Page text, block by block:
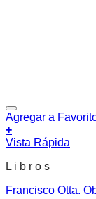
Agregar a
+
Vista Rápida
L i b r o s
Francisco Otta.